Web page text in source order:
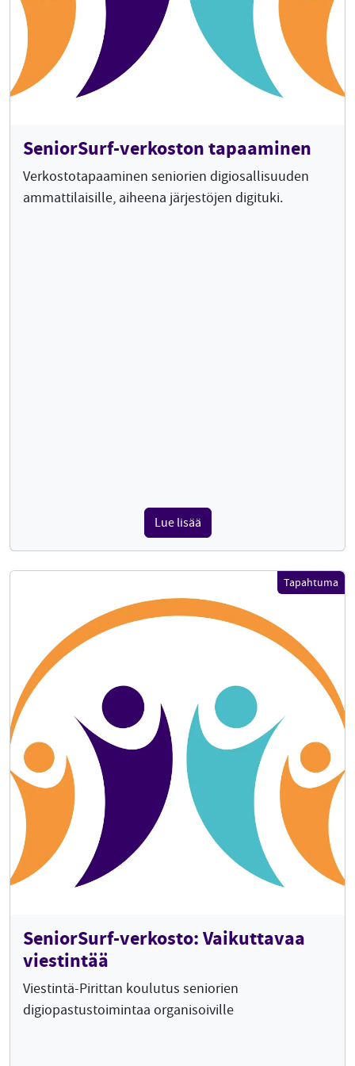
SeniorSurf-verkoston tapaaminen
Verkostotapaaminen seniorien digiosallisuuden
ammattilaisille, aiheena järjestöjen digituki.
Lue lisää
Tapahtuma
SeniorSurf-verkosto: Vaikuttavaa
viestintää
Viestintä-Pirittan koulutus seniorien
digiopastustoimintaa organisoiville